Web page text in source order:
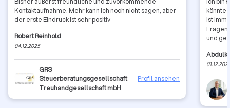
Kontaktaufnahme. Mehr kann ich noch nicht sagen, aber
der erste Eindruck ist sehr positiv
Robert Reinhold
04.12.2025
GRS
Steuerberatungsgesellschaft
Treuhandgesellschaft mbH
Profil ansehen
könnte
ist
Fragen
und
und ich
ihn
den
hier